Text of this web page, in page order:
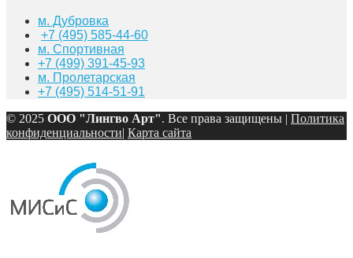
м. Дубровка
+7 (495) 585-44-60
м. Спортивная
+7 (499) 391-45-93
м. Пролетарская
+7 (495) 514-51-91
© 2025 ООО "Лингво Арт". Все права защищены | Политика
конфиденциальности| Карта сайта